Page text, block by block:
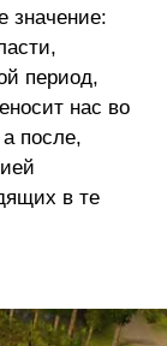
значение:
период,
нас во
после,
в те